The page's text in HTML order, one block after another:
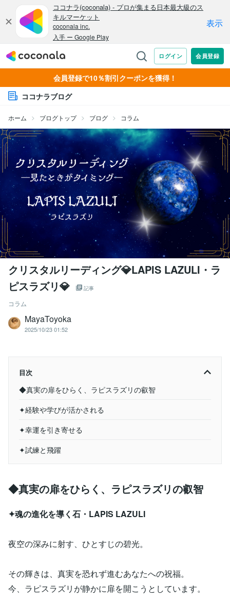
会員登録で10％割引クーポンを獲得！
ココナラブログ
ホーム ブログトップ ブログ コラム
クリスタルリーディング💎LAPIS LAZULI・ラ
ピスラズリ💎
記事
コラム
MayaToyoka
2025/10/23 01:52
目次
◆真実の扉をひらく、ラピスラズリの叡智
✦経験や学びが活かされる
✦幸運を引き寄せる
✦試練と飛躍
◆真実の扉をひらく、ラピスラズリの叡智
✦魂の進化を導く石・LAPIS LAZULI
夜空の深みに射す、ひとすじの碧光。
その輝きは、真実を恐れず進むあなたへの祝福。
今、ラピスラズリが静かに扉を開こうとしています。